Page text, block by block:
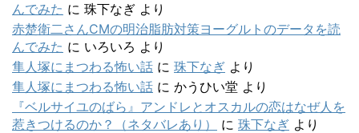
んでみた に 珠下なぎ より
赤楚衛二さんCMの明治脂肪対策ヨーグルトのデータを読
んでみた に いろいろ より
隼人塚にまつわる怖い話 に 珠下なぎ より
隼人塚にまつわる怖い話 に かうひい堂 より
『ベルサイユのばら』アンドレとオスカルの恋はなぜ人を
惹きつけるのか？（ネタバレあり）
に 珠下なぎ より